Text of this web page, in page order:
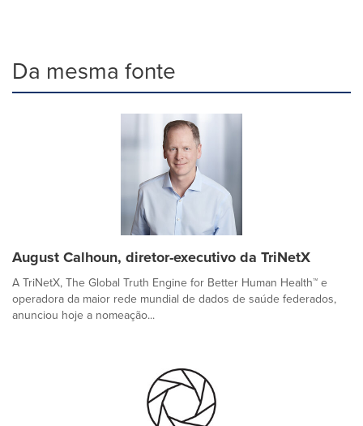
Da mesma fonte
August Calhoun, diretor-executivo da TriNetX
A TriNetX, The Global Truth Engine for Better Human Health™ e
operadora da maior rede mundial de dados de saúde federados,
anunciou hoje a nomeação...